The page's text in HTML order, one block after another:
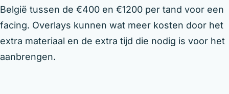
België tussen de €400 en €1200 per tand voor een
facing. Overlays kunnen wat meer kosten door het
extra materiaal en de extra tijd die nodig is voor het
aanbrengen.